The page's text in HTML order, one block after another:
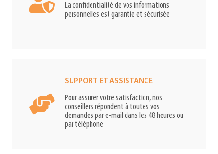
La confidentialité de vos informations
personnelles est garantie et sécurisée
SUPPORT ET ASSISTANCE
Pour assurer votre satisfaction, nos
conseillers répondent à toutes vos
demandes par e-mail dans les 48 heures ou
par téléphone